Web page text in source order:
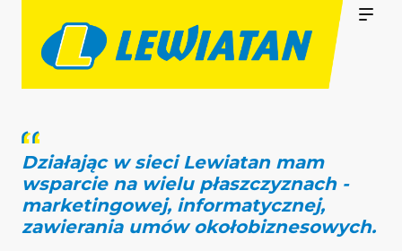
Działając w sieci Lewiatan mam
wsparcie na wielu płaszczyznach -
marketingowej, informatycznej,
zawierania umów okołobiznesowych.